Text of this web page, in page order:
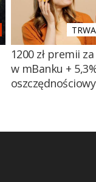
1200 zł premii
w mBanku +